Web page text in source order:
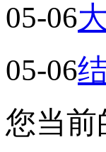
05-06
05-06
您当前